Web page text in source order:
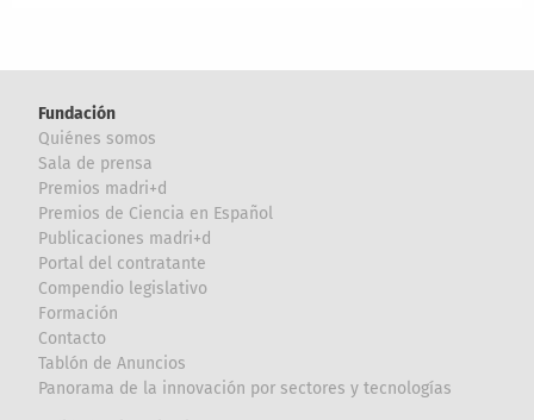
Fundación
Quiénes somos
Sala de prensa
Premios madri+d
Premios de Ciencia en Español
Publicaciones madri+d
Portal del contratante
Compendio legislativo
Formación
Contacto
Tablón de Anuncios
Panorama de la innovación por sectores y tecnologías